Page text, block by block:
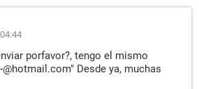
porfavor?, tengo el mismo
Desde ya, muchas